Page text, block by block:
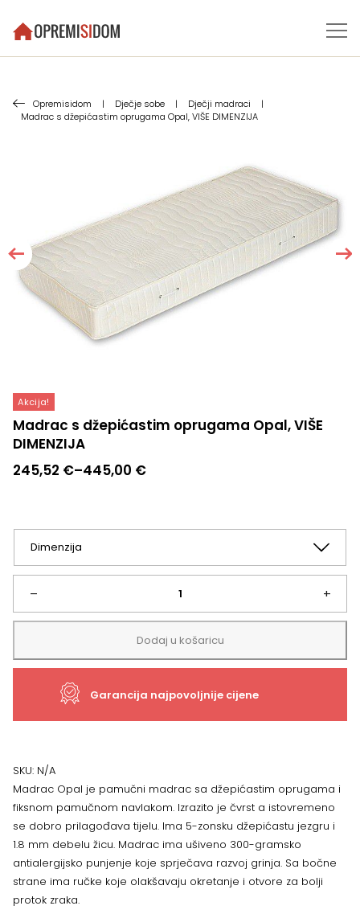
Opremisidom | Dječje sobe | Dječji madraci
|
Madrac s džepićastim oprugama Opal, VIŠE DIMENZIJA
Akcija!
Madrac s džepićastim oprugama Opal, VIŠE
DIMENZIJA
245,52 €–445,00 €
Raspon
245,52 €
445,00 €
–
Madrac
s
džepićastim
oprugama
VIŠE
količina
+
Dodaj u košaricu
Garancija najpovoljnije cijene
SKU: N/A
Madrac Opal je pamučni madrac sa džepićastim oprugama i
fiksnom pamučnom navlakom. Izrazito je čvrst a istovremeno
se dobro prilagođava tijelu. Ima 5-zonsku džepićastu jezgru i
1.8 mm debelu žicu. Madrac ima ušiveno 300-gramsko
antialergijsko punjenje koje sprječava razvoj grinja. Sa bočne
strane ima ručke koje olakšavaju okretanje i otvore za bolji
protok zraka.